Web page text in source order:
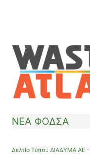
ΝΕΑ ΦΟΔΣΑ
Δελτίο Τύπου ΔΙΑΔΥΜΑ ΑΕ –